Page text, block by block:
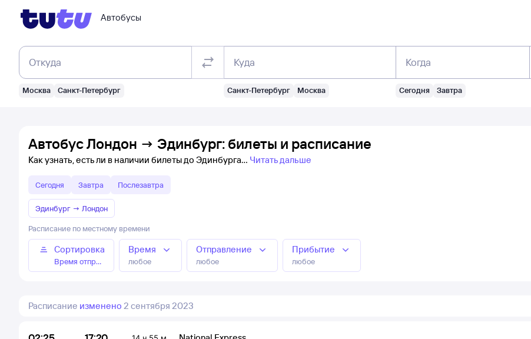
Автобусы
Откуда
Москва Санкт-Петербург
Куда
Санкт-Петербург Москва
Когда
Сегодня Завтра
Автобус Лондон → Эдинбург: билеты и расписание
Как узнать, есть ли в наличии билеты до Эдинбурга Читать дальше
Сегодня Завтра Послезавтра
Эдинбург → Лондон
Расписание по местному времени
Сортировка
Время отправления
Время
любое
Отправление
любое
Прибытие
любое
Расписание изменено 2 сентября 2023